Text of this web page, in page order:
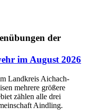
im August 2026
Landkreis Aichach-
mehrere größere
zählen alle drei
Aindling.